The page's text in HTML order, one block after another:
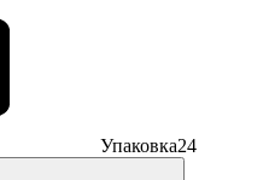
Упаковка24